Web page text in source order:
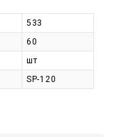
533
60
шт
SP-120